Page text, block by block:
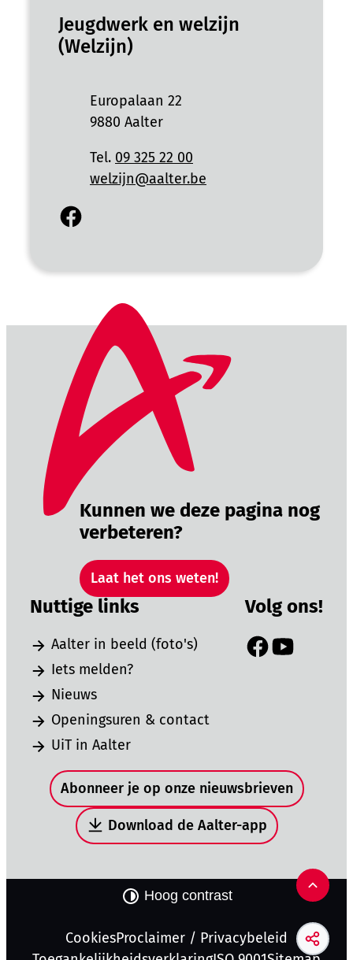
Jeugdwerk en welzijn
(Welzijn)
AdresEuropalaan 22
,9880 Aalter
09 325 22 00
E-mailwelzijn@aalter.be
Facebook
Kunnen we deze pagina nog
verbeteren?
Laat het ons weten!
Nuttige links
Aalter in beeld (foto's)
Iets melden?
Nieuws
Openingsuren & contact
UiT in Aalter
Volg ons!
Facebook
YouTube
Snel naar
Abonneer je op onze nieuwsbrieven
Download de Aalter-app
Hoog contrast
CookiesProclaimer / Privacybeleid
Naar
Deel